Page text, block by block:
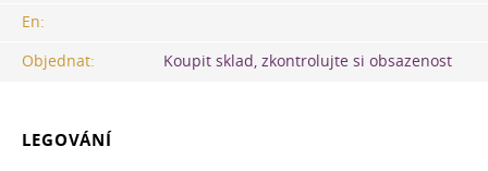
En:
Objednat:
Koupit sklad, zkontrolujte si obsazenost
LEGOVÁNÍ